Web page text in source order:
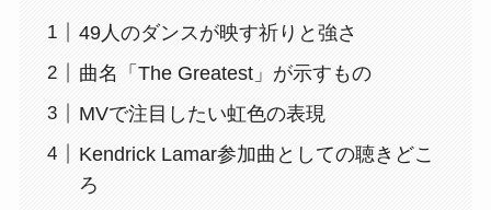
49人のダンスが映す祈りと強さ
曲名「The Greatest」が示すもの
MVで注目したい虹色の表現
Kendrick Lamar参加曲としての聴きどこ
ろ